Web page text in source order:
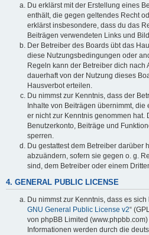
Du erklärst mit der Erstellung eines
enthält, die gegen geltendes Recht
erklärst insbesondere, dass du das
Beiträgen verwendeten Links und
Der Betreiber des Boards übt das
diese Nutzungsbedingungen oder
Regeln kann der Betreiber dich nach
dauerhaft von der Nutzung dieses
Hausverbot erteilen.
Du nimmst zur Kenntnis, dass der
Inhalte von Beiträgen übernimmt, die
er nicht zur Kenntnis genommen hat.
Benutzerkonto, Beiträge und
sperren.
Du gestattest dem Betreiber darüber
abzuändern, sofern sie gegen o. g.
sind, dem Betreiber oder einem
4. GENERAL PUBLIC LICENSE
Du nimmst zur Kenntnis, dass es
GNU General Public License v2“
von phpBB Limited
Informationen werden durch die